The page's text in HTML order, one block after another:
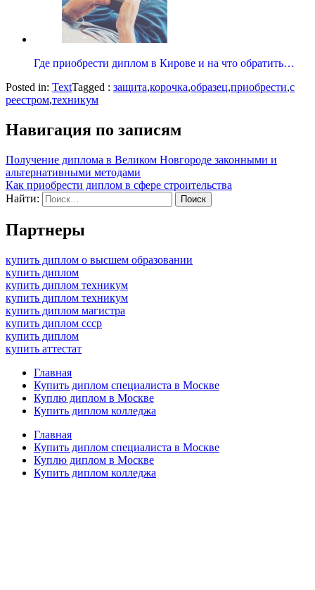
Где приобрести диплом в Кирове и на что обратить…
Posted in: TextTagged : защита,корочка,образец,приобрести,с
реестром,техникум
Навигация по записям
Получение диплома в Великом Новгороде законными и
альтернативными методами
Как приобрести диплом в сфере строительства
Найти:
Партнеры
купить диплом о высшем образовании
купить диплом
купить диплом техникум
купить диплом техникум
купить диплом магистра
купить диплом ссср
купить диплом
купить аттестат
Главная
Купить диплом специалиста в Москве
Куплю диплом в Москве
Купить диплом колледжа
Главная
Купить диплом специалиста в Москве
Куплю диплом в Москве
Купить диплом колледжа